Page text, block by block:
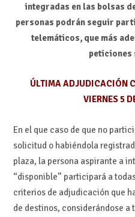
integradas en las bolsas
personas podrán seguir
telemáticos, que más
peticiones
ÚLTIMA ADJUDICACIÓN
VIERNES 5
En el que caso de que no
solicitud o habiéndola
plaza, la persona aspirante a
“disponible” participará a
criterios de adjudicación que
de destinos, considerándose